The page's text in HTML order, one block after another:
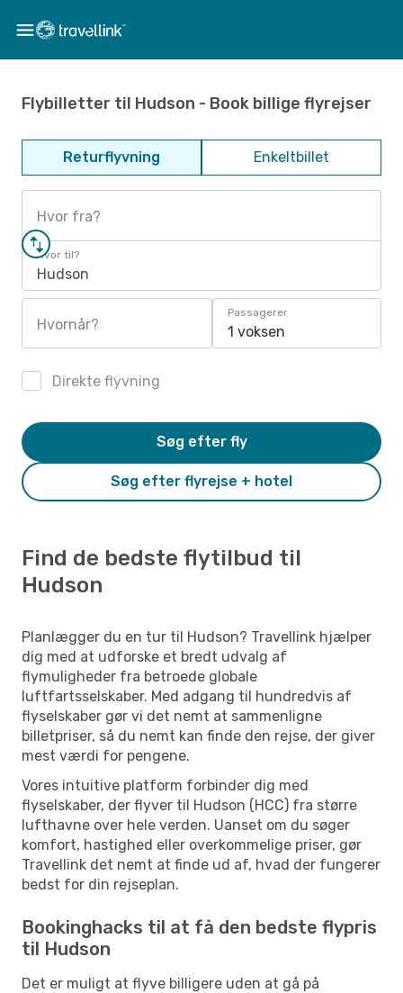
Flybilletter til Hudson - Book billige flyrejser
Returflyvning Enkeltbillet
Hvor fra?
Hvor til?
Hudson
Hvornår?
Passagerer
1 voksen
Direkte flyvning
Søg efter flyrejse + hotel
Søg efter fly
Find de bedste flytilbud til
Hudson
Planlægger du en tur til Hudson? Travellink hjælper
dig med at udforske et bredt udvalg af
flymuligheder fra betroede globale
luftfartsselskaber. Med adgang til hundredvis af
flyselskaber gør vi det nemt at sammenligne
billetpriser, så du nemt kan finde den rejse, der giver
mest værdi for pengene.
Vores intuitive platform forbinder dig med
flyselskaber, der flyver til Hudson (HCC) fra større
lufthavne over hele verden. Uanset om du søger
komfort, hastighed eller overkommelige priser, gør
Travellink det nemt at finde ud af, hvad der fungerer
bedst for din rejseplan.
Bookinghacks til at få den bedste flypris
til Hudson
Det er muligt at flyve billigere uden at gå på